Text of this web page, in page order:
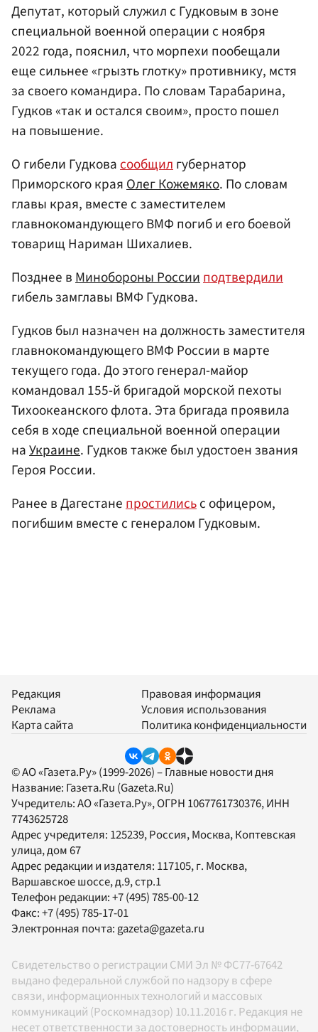
Депутат, который служил с Гудковым в зоне
специальной военной операции с ноября
2022 года, пояснил, что морпехи пообещали
еще сильнее «грызть глотку» противнику, мстя
за своего командира. По словам Тарабарина,
Гудков «так и остался своим», просто пошел
на повышение.
О гибели Гудковасообщилгубернатор
Приморского краяОлег Кожемяко. По словам
главы края, вместе с заместителем
главнокомандующего ВМФ погиб и его боевой
товарищ Нариман Шихалиев.
Позднее вМинобороны Россииподтвердили
гибель замглавы ВМФ Гудкова.
Гудков был назначен на должность заместителя
главнокомандующего ВМФ России в марте
текущего года. До этого генерал-майор
командовал 155-й бригадой морской пехоты
Тихоокеанского флота. Эта бригада проявила
себя в ходе специальной военной операции
наУкраине. Гудков также был удостоен звания
Героя России.
Ранее в Дагестанепростилисьс офицером,
погибшим вместе с генералом Гудковым.
Редакция
Реклама
Карта сайта
Правовая информация
Условия использования
Политика конфиденциальности
© АО «Газета.Ру» (1999-2026) – Главные новости дня
Название: Газета.Ru (Gazeta.Ru)
Учредитель:АО «Газета.Ру», ОГРН 1067761730376, ИНН
7743625728
Адрес учредителя: 125239, Россия, Москва, Коптевская
улица, дом 67
Адрес редакции и издателя: 117105, г. Москва,
Варшавское шоссе, д.9, стр.1
Телефон редакции:+7 (495) 785-00-12
Факс:+7 (495) 785-17-01
Электронная почта: gazeta@gazeta.ru
Свидетельство о регистрации СМИ Эл № ФС77-67642
выдано федеральной службой по надзору в сфере
связи, информационных технологий и массовых
коммуникаций (Роскомнадзор) 10.11.2016 г. Редакция не
несет ответственности за достоверность информации,